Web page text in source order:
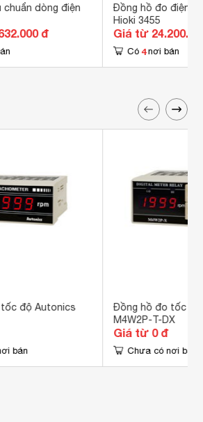
chuẩn dòng điện
đ
Đồng hồ đo điện
Hioki 3455
Giá từ
Có 4 nơi bán
độ Autonics
bán
Đồng hồ đo tốc độ
M4W2P-T-DX
Giá từ 0 đ
Chưa có nơi bán